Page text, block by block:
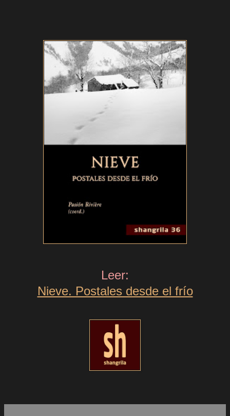
Leer:
Nieve. Postales desde el frío